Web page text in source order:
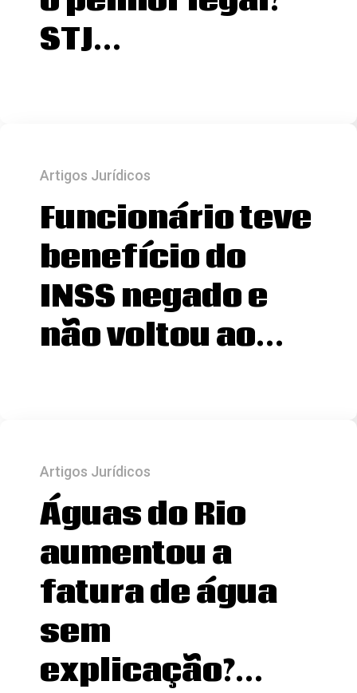
STJ…
Artigos Jurídicos
Funcionário teve
benefício do
INSS negado e
não voltou ao…
Artigos Jurídicos
Águas do Rio
aumentou a
fatura de água
sem
explicação?…